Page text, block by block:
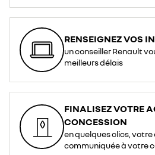
RENSEIGNEZ VOS
un conseiller Renault
meilleurs délais
FINALISEZ VOTRE
CONCESSION
en quelques clics,
communiquée à votre